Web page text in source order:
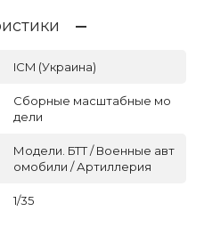
ICM (Украина)
Сборные масштабные мо
дели
Модели. БТТ / Военные авт
омобили / Артиллерия
1/35